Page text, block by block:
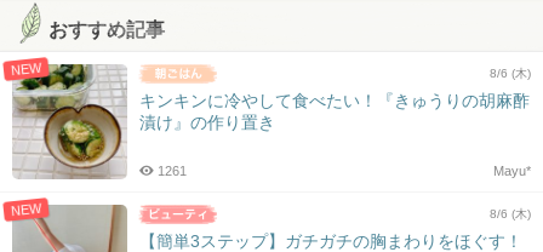
おすすめ記事
NEW 8/6 (木)
キンキンに冷やして食べたい！『きゅうりの胡麻酢
漬け』の作り置き
Mayu*
1261
NEW 8/6 (木)
【簡単3ステップ】ガチガチの胸まわりをほぐす！